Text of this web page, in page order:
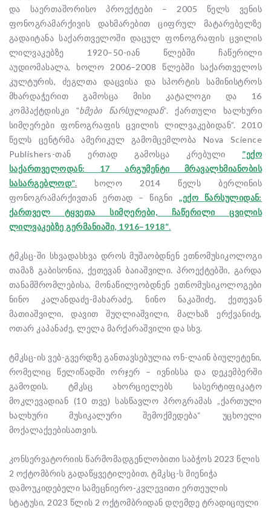
და საერთაშორისო პროექტები – 2005 წელს ვენის
ფონოგრამარქივის დახმარებით ციფრულ მატარებელზე
გადაიტანა საქართველოში დაცულ ფონოგრაფის ცვილის
ლილვაკებზე 1920–50-იან წლებში ჩაწერილი
აუდიომასალა, ხოლო 2006–2008 წლებში საქართველოს
კულტურის, ძეგლთა დაცვისა და სპორტის სამინისტროს
მხარდაჭერით გამოსცა მისი კატალოგი და 16
კომპაქტდისკი ”ხმები წარსულიდან“. ქართული ხალხური
სიმღერები ფონოგრაფის ცვილის ლილვაკებიდან”. 2010
წელს ცენტრმა ამერიკულ გამომცემლობა Nova Science
Publishers-თან ერთად გამოსცა კრებული ”ექო
საქართველოდან: 17 არგუმენტი მრავალხმიანობის
სასარგებლოდ”. ხოლო 2014 წელს ბერლინის
ფონოგრამარქივთან ერთად – წიგნი „ექო
წარსულიდან:
ქართველ ტყვეთა სიმღერები, ჩაწერილი ცვილის
ლილვაკებზე გერმანიაში, 1916–1918“.
ტმკსც-ში სხვადასხვა დროს მუშაობდნენ ეთნომუსიკოლოგი
თამაზ გაბისონია, ქეთევან ბაიაშვილი. პროექტებში, გარდა
თანამშრომლებისა, მონაწილეობდნენ ეთნომუსიკოლოგები
ნინო კალანდაძე-მახარაძე, ნინო ნაკაშიძე, ქეთევან
მათიაშვილი, დავით შუღლიაშვილი, მალხაზ ერქვანიძე,
ოთარ კაპანაძე, ლელა მარქარაშვილი და სხვ.
ტმკსც-ის ვებ-გვერდზე განთავსებულია ონ-ლაინ ბიულეტენი,
რომელიც წელიწადში ორჯერ – ივნისსა და დეკემბერში
გამოდის. ტმკსც ახორციელებს სასერტიფიკატო
მოკლევადიან (10 თვე) სასწავლო პროგრამას „ქართული
ხალხური მუსიკალური შემოქმედება“ უცხოელი
მოქალაქეებისათვის.
კონსერვატორიის წარმომადგენლობითი საბჭოს 2023 წლის
2 ოქტომბრის გადაწყვეტილებით, ტმკსც-ს მიენიჭა
დამოუკიდებელი სამეცნიერო-კვლევითი ერთეულის
სტატუსი, 2023 წლის 2 ოქტომბრიდან დღემდე ტრადიციული